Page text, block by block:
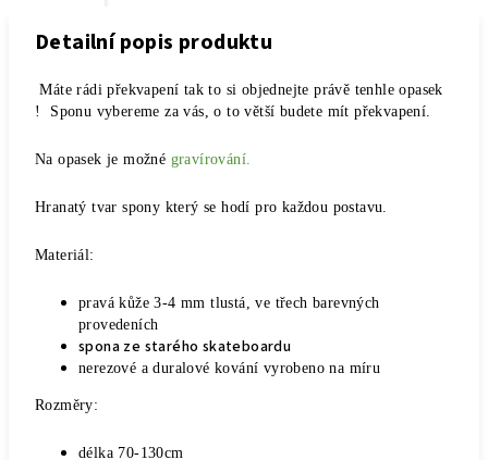
Detailní popis produktu
Máte rádi překvapení tak to si objednejte právě tenhle opasek
! Sponu vybereme za vás, o to větší budete mít překvapení.
Na opasek je možné gravírování.
Hranatý tvar spony který se hodí pro každou postavu.
Materiál:
pravá kůže 3-4 mm tlustá, ve třech barevných
provedeních
spona ze starého skateboardu
nerezové a duralové kování vyrobeno na míru
Rozměry:
délka 70-130cm